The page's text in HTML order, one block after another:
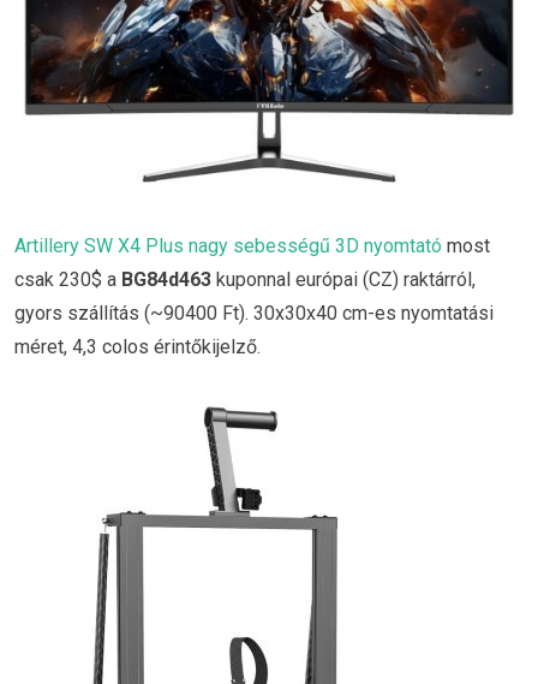
Artillery SW X4 Plus nagy sebességű 3D nyomtató most
csak 230$ a BG84d463 kuponnal európai (CZ) raktárról,
gyors szállítás (~90400 Ft). 30x30x40 cm-es nyomtatási
méret, 4,3 colos érintőkijelző.